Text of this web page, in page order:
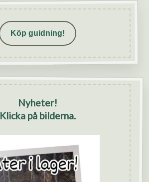
Köp guidning!
Nyheter!
Klicka på bilderna.